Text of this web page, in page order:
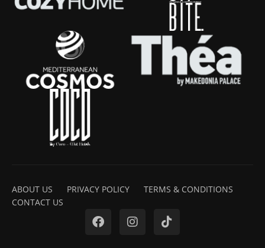
ABOUT US PRIVACY POLICY
TERMS & CONDITIONS
CONTACT US